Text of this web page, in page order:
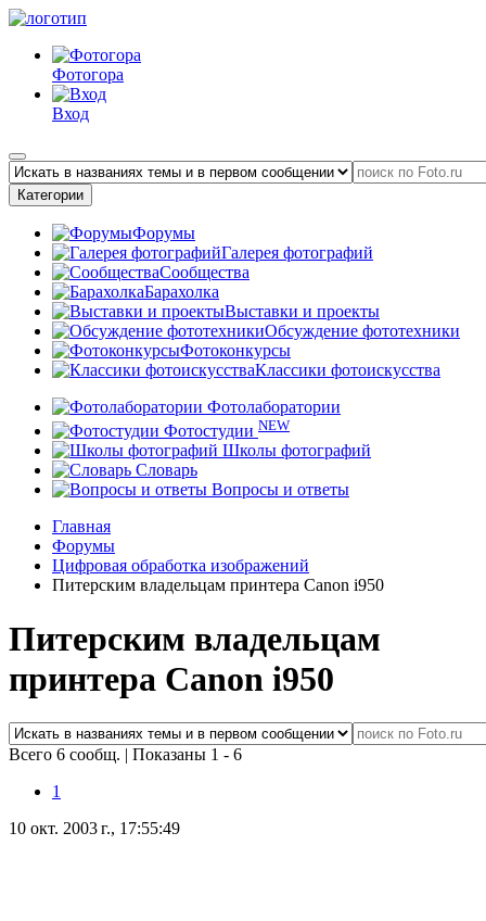
Фотогора
Вход
Категории
Форумы
Галерея фотографий
Сообщества
Барахолка
Выставки и проекты
Обсуждение фототехники
Фотоконкурсы
Классики фотоискусства
Фотолаборатории
Фотостудии NEW
Школы фотографий
Словарь
Вопросы и ответы
Главная
Форумы
Цифровая обработка изображений
Питерским владельцам принтера Canon i950
Питерским владельцам
принтера Canon i950
Всего 6 сообщ. | Показаны 1 - 6
1
10 окт. 2003 г., 17:55:49